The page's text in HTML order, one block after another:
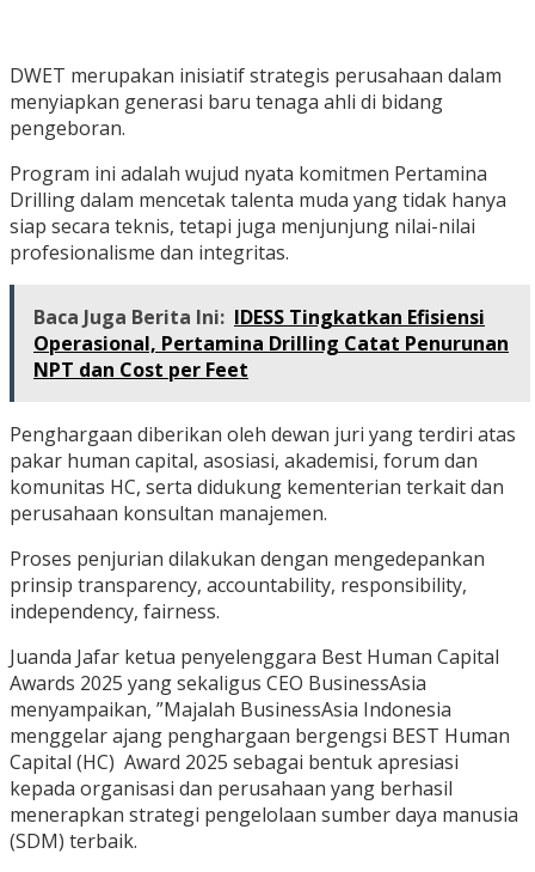
DWET merupakan inisiatif strategis perusahaan dalam
menyiapkan generasi baru tenaga ahli di bidang
pengeboran.
Program ini adalah wujud nyata komitmen Pertamina
Drilling dalam mencetak talenta muda yang tidak hanya
siap secara teknis, tetapi juga menjunjung nilai-nilai
profesionalisme dan integritas.
Baca Juga Berita Ini: IDESS Tingkatkan Efisiensi
Operasional, Pertamina Drilling Catat Penurunan
NPT dan Cost per Feet
Penghargaan diberikan oleh dewan juri yang terdiri atas
pakar human capital, asosiasi, akademisi, forum dan
komunitas HC, serta didukung kementerian terkait dan
perusahaan konsultan manajemen.
Proses penjurian dilakukan dengan mengedepankan
prinsip transparency, accountability, responsibility,
independency, fairness.
Juanda Jafar ketua penyelenggara Best Human Capital
Awards 2025 yang sekaligus CEO BusinessAsia
menyampaikan, ”Majalah BusinessAsia Indonesia
menggelar ajang penghargaan bergengsi BEST Human
Capital (HC) Award 2025 sebagai bentuk apresiasi
kepada organisasi dan perusahaan yang berhasil
menerapkan strategi pengelolaan sumber daya manusia
(SDM) terbaik.